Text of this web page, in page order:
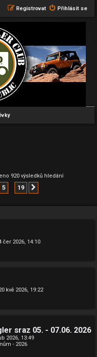
Přihlásit se
Registrovat
920 výsledků hledání
5 19
čer 2026, 14:10
kvě 2026, 19:22
sraz 05. - 07.06. 2026
2026, 13:49
- 2026